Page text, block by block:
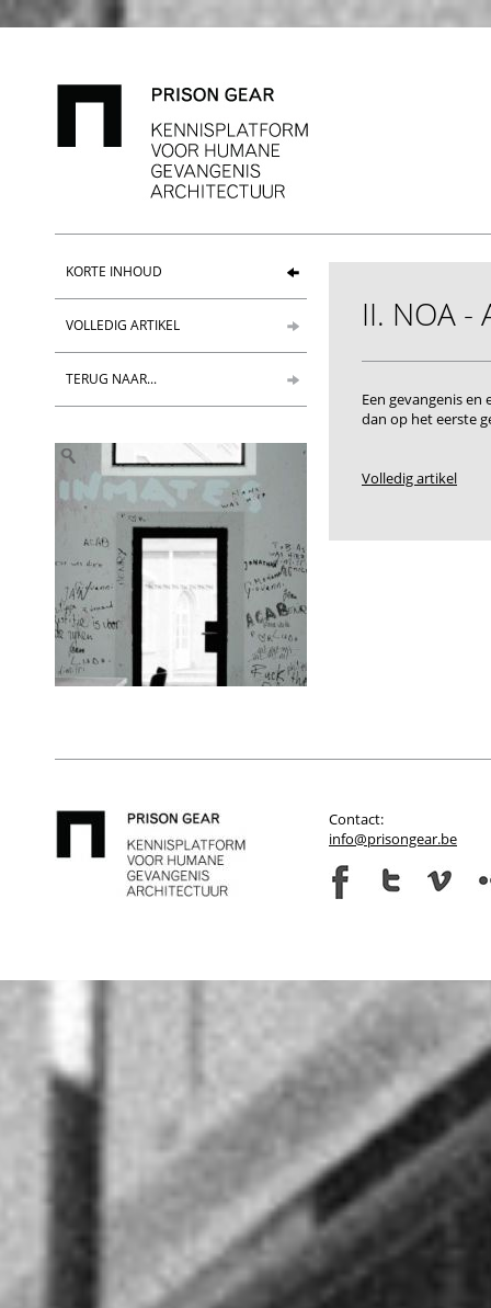
KORTE INHOUD
VOLLEDIG ARTIKEL
TERUG NAAR...
II. NOA
Een gevangenis
dan op het eerste
Volledig artikel
Contact:
info@prisongear.be